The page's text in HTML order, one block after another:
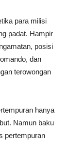
para milisi
padat. Hampir
posisi
dan
terowongan
hanya
Namun baku
pertempuran